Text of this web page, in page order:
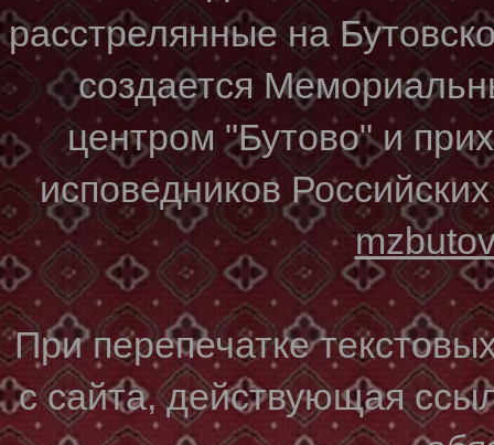
расстрелянные на
создается
центром "Бутово" и
исповедников
При перепечатке
с сайта, действующая